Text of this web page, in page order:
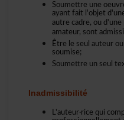
soumise;
Inadmissibilité